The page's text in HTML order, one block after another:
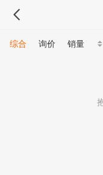
综合 询价 销量